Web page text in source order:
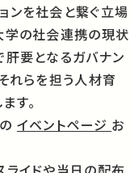
ンを社会と繋ぐ立場
学の社会連携の現状
肝要となるガバナン
れらを担う人材育
す。
イベントページ お